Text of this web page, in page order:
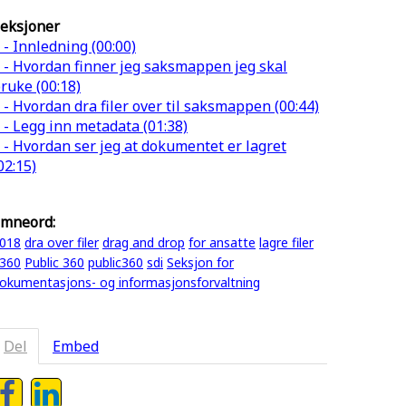
- Innledning (00:00)
- Hvordan finner jeg saksmappen jeg skal
(00:18)
- Hvordan dra filer over til saksmappen (00:44)
- Legg inn metadata (01:38)
- Hvordan ser jeg at dokumentet er lagret
dra over filer drag and drop for ansatte lagre filer
Public 360 public360 sdi Seksjon for
og informasjonsforvaltning
Del Embed